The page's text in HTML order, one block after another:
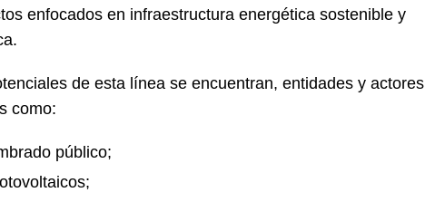
enfocados en infraestructura energética sostenible y
de esta línea se encuentran, entidades y actores
como:
público;